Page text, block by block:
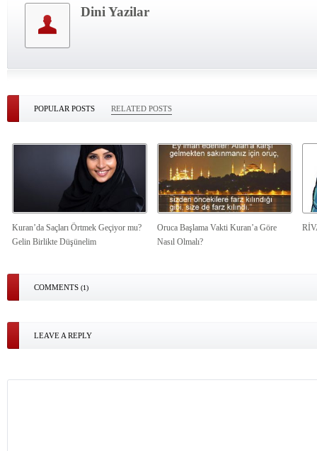
Dini Yazilar
POPULAR POSTS RELATED POSTS
Kuran’da Saçları Örtmek Geçiyor mu?
Gelin Birlikte Düşünelim
Oruca Başlama Vakti Kuran’a Göre
Nasıl Olmalı?
COMMENTS (1)
LEAVE A REPLY